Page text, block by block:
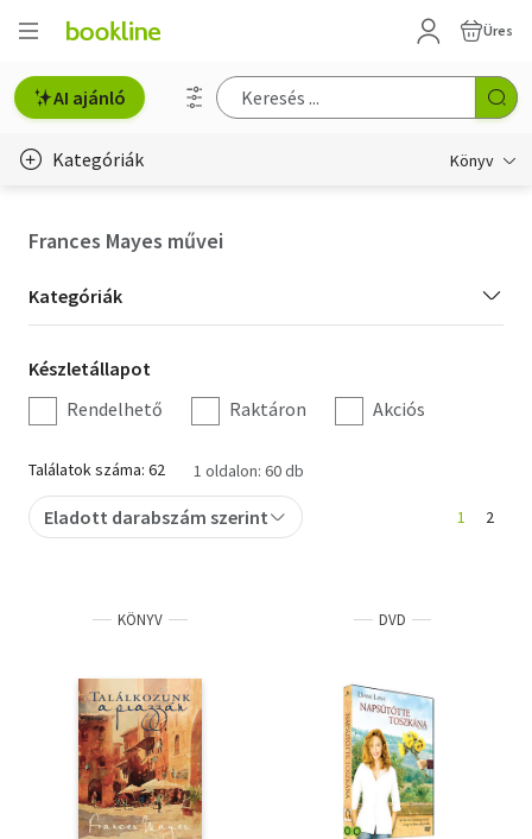
Üres
AI ajánló
Kategóriák Könyv
Hobbi, szabadidő
Irodalom
Művészet
Szakkönyv
Tankönyv, segédkönyv
Társadalomtudomány
Természettudomány
Történelem
Frances Mayes művei
Kategória
szűrés
Kategóriák
Készletállapot
szűrés
Készletállapot
Rendelhető
Raktáron Akciós
Találatok száma: 62 1 oldalon: 60 db
Eladott darabszám szerint 1 2
KÖNYV DVD